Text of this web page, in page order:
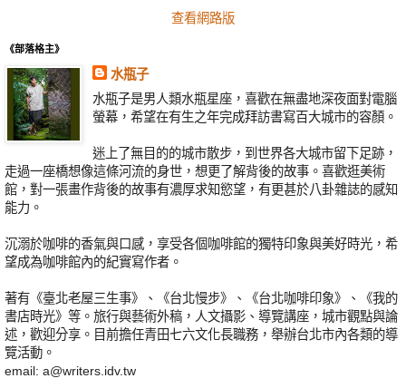
查看網路版
《部落格主》
水瓶子
水瓶子是男人類水瓶星座，喜歡在無盡地深夜面對電腦
螢幕，希望在有生之年完成拜訪書寫百大城市的容顏。
迷上了無目的的城市散步，到世界各大城市留下足跡，
走過一座橋想像這條河流的身世，想更了解背後的故事。喜歡逛美術
館，對一張畫作背後的故事有濃厚求知慾望，有更甚於八卦雜誌的感知
能力。
沉溺於咖啡的香氣與口感，享受各個咖啡館的獨特印象與美好時光，希
望成為咖啡館內的紀實寫作者。
著有《臺北老屋三生事》、《台北慢步》、《台北咖啡印象》、《我的
書店時光》等。旅行與藝術外稿，人文攝影、導覽講座，城市觀點與論
述，歡迎分享。目前擔任青田七六文化長職務，舉辦台北市內各類的導
覽活動。
email: a@writers.idv.tw